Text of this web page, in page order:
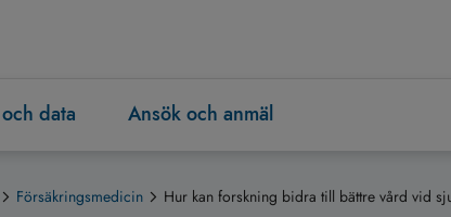
data Ansök och anmäl
Försäkringsmedicin Hur kan forskning bidra till bättre vård vid